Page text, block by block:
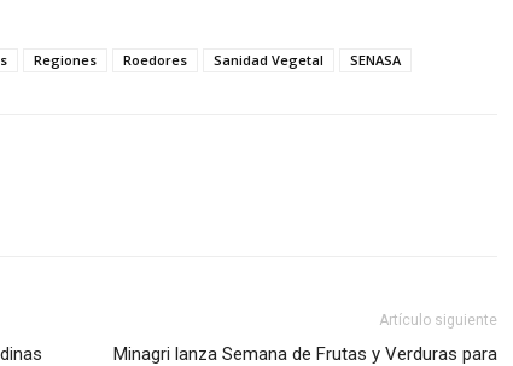
Regiones Roedores Sanidad Vegetal SENASA
Artículo siguiente
Minagri lanza Semana de Frutas y Verduras para